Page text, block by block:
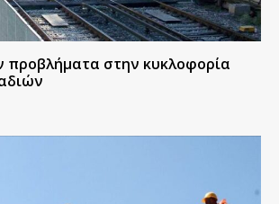
προβλήματα στην κυκλοφορία